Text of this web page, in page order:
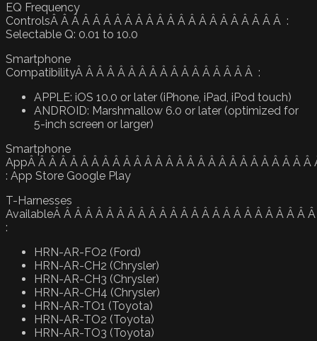
EQ Frequency
ControlsÂ Â Â Â Â Â Â Â Â Â Â Â Â Â Â Â Â Â Â Â Â Â :
Selectable Q: 0.01 to 10.0
Smartphone
CompatibilityÂ Â Â Â Â Â Â Â Â Â Â Â Â Â Â Â Â :
APPLE: iOS 10.0 or later (iPhone, iPad, iPod touch)
ANDROID: Marshmallow 6.0 or later (optimized for
5-inch screen or larger)
Smartphone
AppÂ Â Â Â Â Â Â Â Â Â Â Â Â Â Â Â Â Â Â Â Â Â Â Â Â Â Â
: App Store Google Play
T-Harnesses
AvailableÂ Â Â Â Â Â Â Â Â Â Â Â Â Â Â Â Â Â Â Â Â Â Â Â
:
HRN-AR-FO2 (Ford)
HRN-AR-CH2 (Chrysler)
HRN-AR-CH3 (Chrysler)
HRN-AR-CH4 (Chrysler)
HRN-AR-TO1 (Toyota)
HRN-AR-TO2 (Toyota)
HRN-AR-TO3 (Toyota)